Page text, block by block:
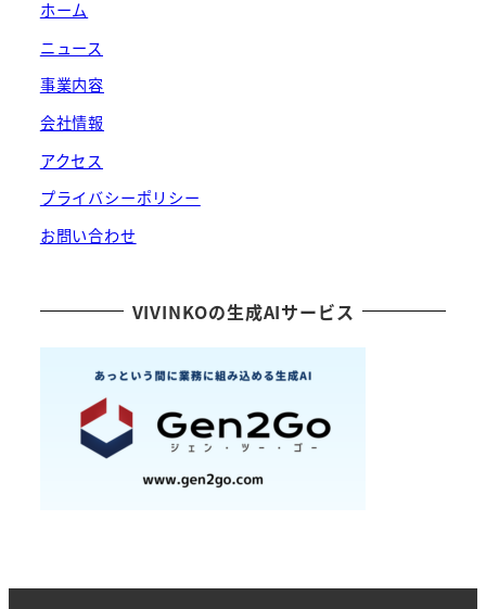
ホーム
ニュース
事業内容
会社情報
アクセス
プライバシーポリシー
お問い合わせ
VIVINKOの生成AIサービス